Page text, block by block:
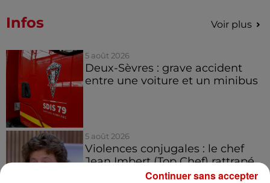
Infos Voir plus
5 août 2026
Deux-Sèvres : grave accident
entre une voiture et un minibus
5 août 2026
Violences conjugales : le chef
Jean Imbert (Top Chef) rattrapé
Continuer sans accepter